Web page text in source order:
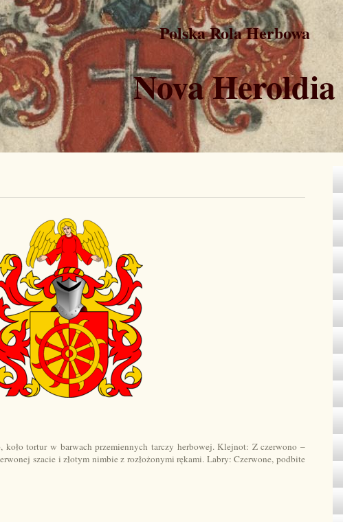
Polska Rola Herbowa
Nova Heroldia
koło tortur w barwach przemiennych tarczy herbowej. Klejnot: Z czerwono –
szacie i złotym nimbie z rozłożonymi rękami. Labry: Czerwone, podbite